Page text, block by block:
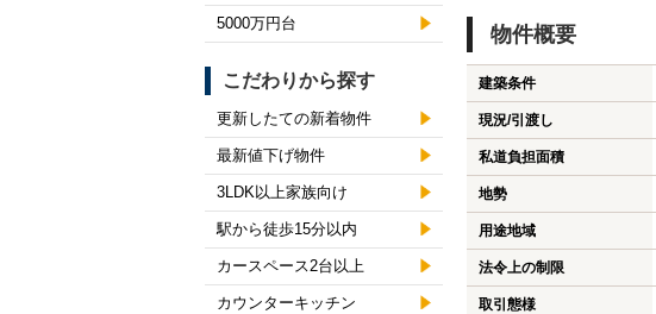
物件概要
建築条件
現況/引渡し
私道負担面積
地勢
用途地域
法令上の制限
取引態様
5000万円台
こだわりから探す
更新したての新着物件
最新値下げ物件
3LDK以上家族向け
駅から徒歩15分以内
カースペース2台以上
カウンターキッチン